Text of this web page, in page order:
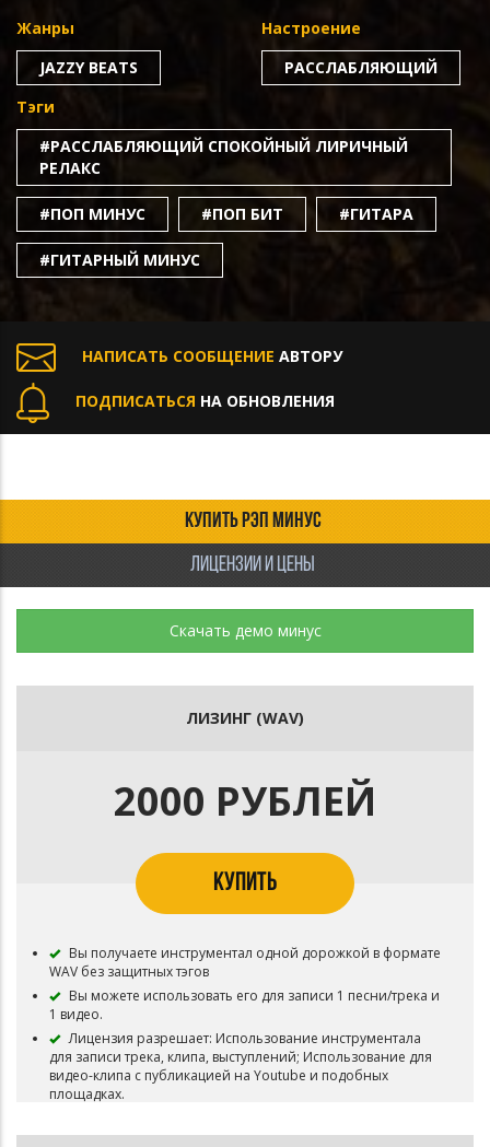
Жанры
JAZZY BEATS
Настроение
РАССЛАБЛЯЮЩИЙ
Тэги
#РАССЛАБЛЯЮЩИЙ СПОКОЙНЫЙ ЛИРИЧНЫЙ
РЕЛАКС
#ПОП МИНУС #ПОП БИТ #ГИТАРА
#ГИТАРНЫЙ МИНУС
НАПИСАТЬ СООБЩЕНИЕ АВТОРУ
ПОДПИСАТЬСЯ НА ОБНОВЛЕНИЯ
КУПИТЬ РЭП МИНУС
ЛИЦЕНЗИИ И ЦЕНЫ
Скачать демо минус
ЛИЗИНГ (WAV)
2000 РУБЛЕЙ
КУПИТЬ
Вы получаете инструментал одной дорожкой в формате
WAV без защитных тэгов
Вы можете использовать его для записи 1 песни/трека и
1 видео.
Лицензия разрешает: Использование инструментала
для записи трека, клипа, выступлений; Использование для
видео-клипа с публикацией на Youtube и подобных
площадках.
так же любое другое коммерческое использование.